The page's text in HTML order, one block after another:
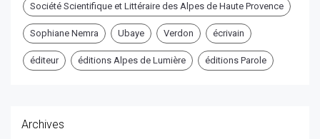
Société Scientifique et Littéraire des Alpes de Haute Provence
Sophiane Nemra Ubaye Verdon écrivain
éditeur éditions Alpes de Lumière éditions Parole
Archives